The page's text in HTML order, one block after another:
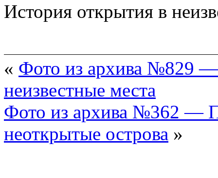
История открытия в
« Фото из архива №829 —
неизвестные места
Фото из архива №362 —
неоткрытые острова »